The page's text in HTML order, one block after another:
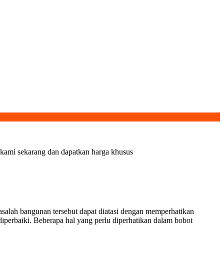
sekarang dan dapatkan harga khusus
bangunan tersebut dapat diatasi dengan memperhatikan
Beberapa hal yang perlu diperhatikan dalam bobot